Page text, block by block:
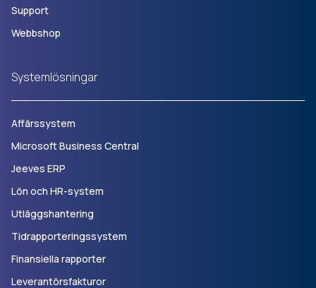
Support
Webbshop
Systemlösningar
Affärssystem
Microsoft Business Central
Jeeves ERP
Lön och HR-system
Utläggshantering
Tidrapporteringssystem
Finansiella rapporter
Leverantörsfakturor